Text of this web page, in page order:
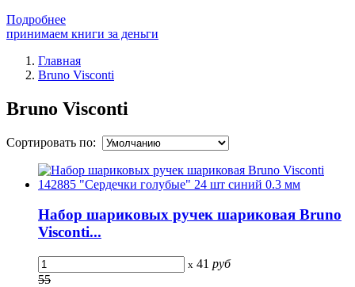
Подробнее
принимаем книги за деньги
Главная
Bruno Visconti
Bruno Visconti
Сортировать по:
Набор шариковых ручек шариковая Bruno
Visconti...
x 41 руб
55